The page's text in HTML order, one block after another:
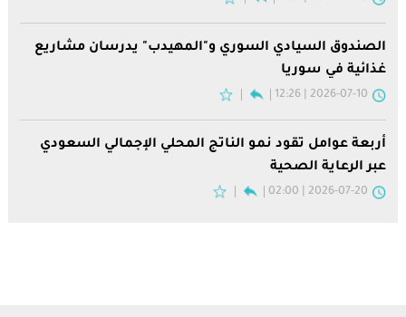
الصندوق السيادي السوري و"المهيدب" يدرسان مشاريع
غذائية في سوريا
2026-07-10 | 12:26
أربعة عوامل تقود نمو الناتج المحلي الإجمالي السعودي
عبر الرعاية الصحية
2026-07-20 | 02:00